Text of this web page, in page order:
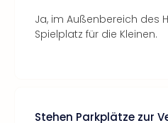
Ja, im Außenbereich des
Spielplatz für die Kleinen.
Stehen Parkplätze zur